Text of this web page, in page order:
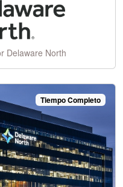
Delaware North
Tiempo Completo